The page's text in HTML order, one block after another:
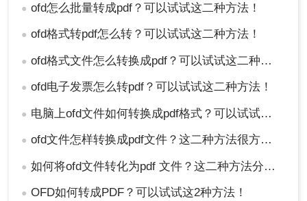
● ofd怎么批量转成pdf？可以试试这二种方法！
● ofd格式转pdf怎么转？可以试试这二种方法！
● ofd格式文件怎么转换成pdf？可以试试这二种方法！
● ofd电子发票怎么转pdf？可以试试这二种方法！
● 电脑上ofd文件如何转换成pdf格式？可以试试这二种方法！
● ofd文件怎样转换成pdf文件？这二种方法很方便!！
● 如何将ofd文件转化为pdf 文件？这二种方法分享给你！
● OFD如何转成PDF？可以试试这2种方法！